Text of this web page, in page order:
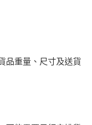
品重量、尺寸及送貨